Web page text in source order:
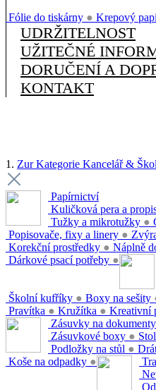
Fólie do tiskárny ● Krepový
UDRŽITELNOST
UŽITEČNÉ
DORUČENÍ A
KONTAKT
1. Zur Kategorie Kancelář &
Papírnictví
Kuličková pera a
Tužky a mikrotužky ●
Popisovače, fixy a linery ●
Korekční prostředky ● Náplně
Dárkové psací potřeby ●
Školní kufříky ● Boxy na sešity
Pravítka ● Kružítka ● Kreativní
Zásuvky na dokumenty
Zásuvkové boxy ●
Podložky na stůl ●
Koše na odpadky ●